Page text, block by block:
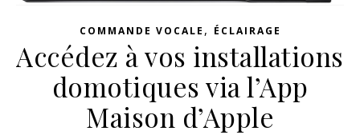
COMMANDE VOCALE , ÉCLAIRAGE
Accédez à vos installations
domotiques via l’App
Maison d’Apple